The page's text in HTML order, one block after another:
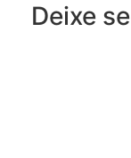
Deixe